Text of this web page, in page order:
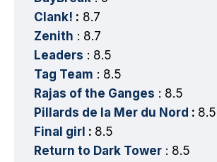
Clank! : 8.7
Zenith : 8.7
Leaders : 8.5
Tag Team : 8.5
Rajas of the Ganges : 8.5
Pillards de la Mer du Nord : 8.5
Final girl : 8.5
Return to Dark Tower : 8.5